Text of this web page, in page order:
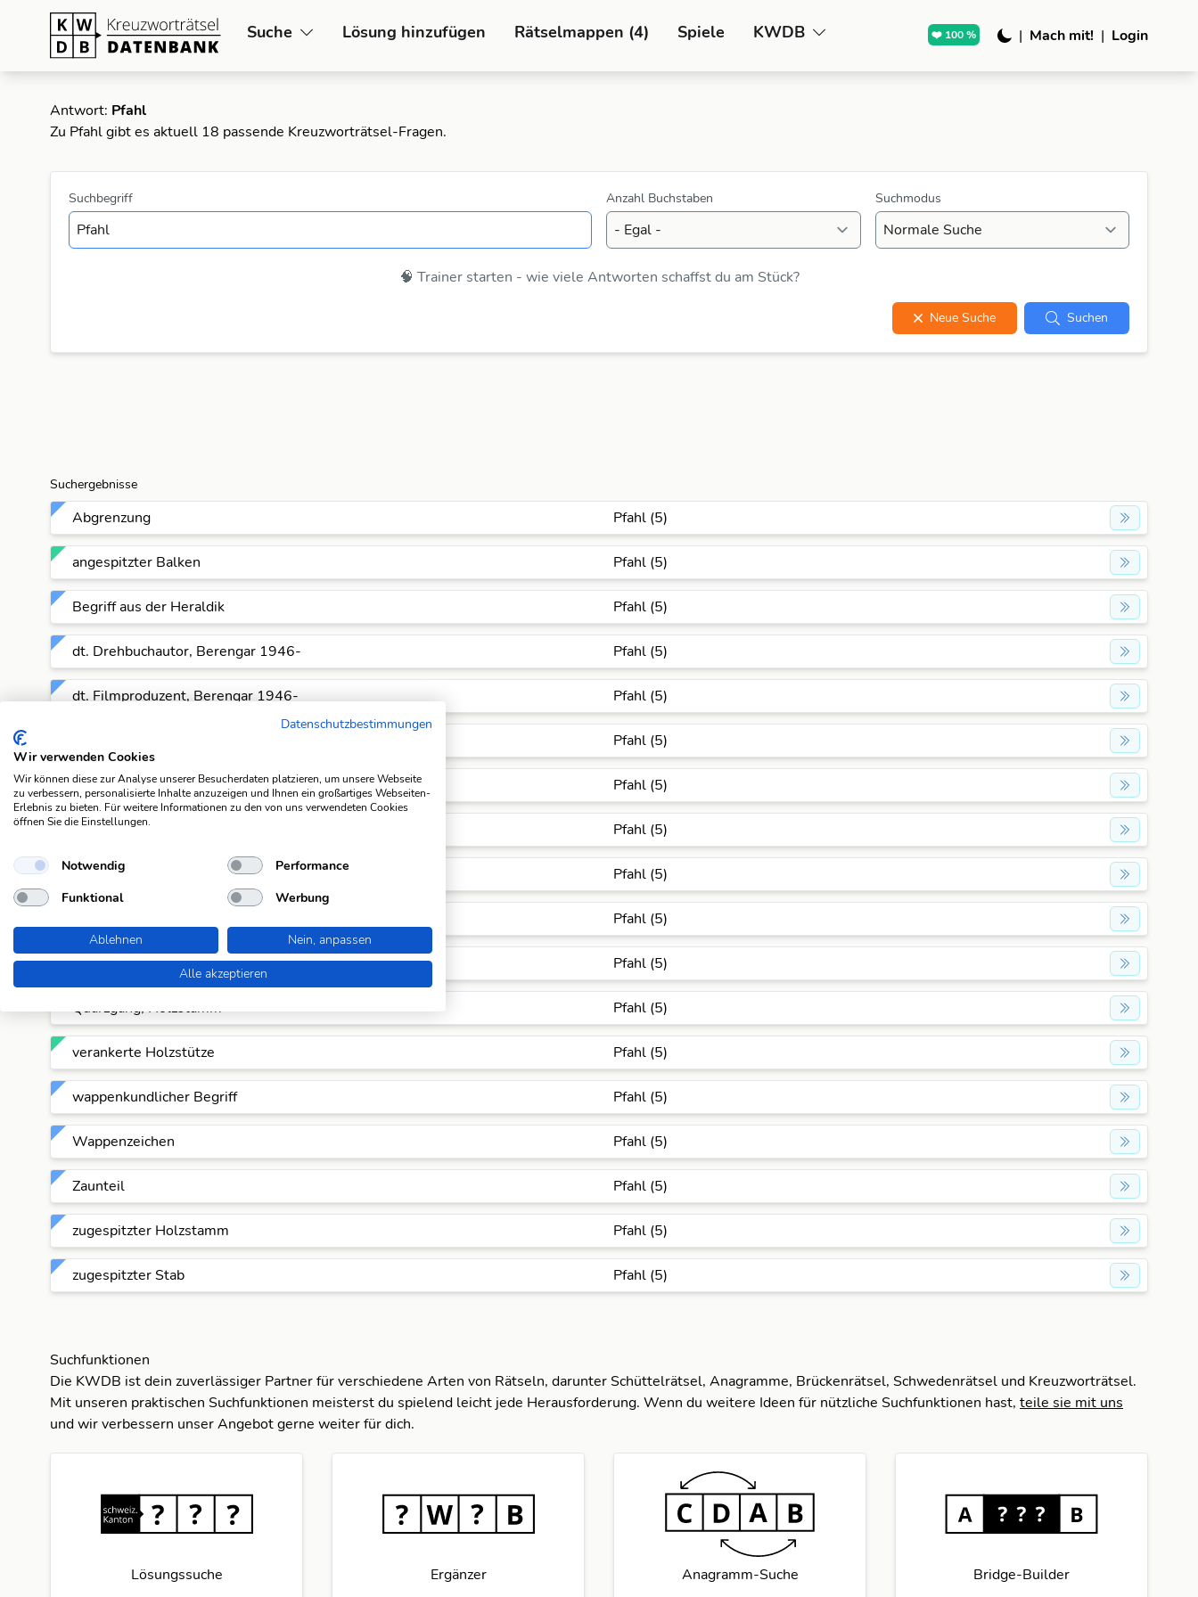
Suche Lösung hinzufügen Rätselmappen (4) Spiele KWDB ❤️ 100 % | Mach mit! | Login
Antwort: Pfahl
Zu Pfahl gibt es aktuell 18 passende Kreuzworträtsel-Fragen.
Suchbegriff Anzahl Buchstaben Suchmodus
🧠 Trainer starten - wie viele Antworten schaffst du am Stück?
Neue Suche Suchen
Suchergebnisse
Abgrenzung Pfahl (5)
angespitzter Balken Pfahl (5)
Begriff aus der Heraldik Pfahl (5)
dt. Drehbuchautor, Berengar 1946- Pfahl (5)
dt. Filmproduzent, Berengar 1946- Pfahl (5)
Pfahl (5)
heraldischer Begriff Pfahl (5)
Holzstütze Pfahl (5)
indian. Totemträger Pfahl (5)
Pfahl (5)
Pfosten Pfahl (5)
Quarzgang, Holzstamm Pfahl (5)
verankerte Holzstütze Pfahl (5)
wappenkundlicher Begriff Pfahl (5)
Wappenzeichen Pfahl (5)
Zaunteil Pfahl (5)
zugespitzter Holzstamm Pfahl (5)
zugespitzter Stab Pfahl (5)
Suchfunktionen
Die KWDB ist dein zuverlässiger Partner für verschiedene Arten von Rätseln, darunter Schüttelrätsel, Anagramme, Brückenrätsel, Schwedenrätsel und Kreuzworträtsel.
Mit unseren praktischen Suchfunktionen meisterst du spielend leicht jede Herausforderung. Wenn du weitere Ideen für nützliche Suchfunktionen hast, teile sie mit uns
und wir verbessern unser Angebot gerne weiter für dich.
Lösungssuche Ergänzer Anagramm-Suche Bridge-Builder
Datenschutzbestimmungen
Wir verwenden Cookies
Wir können diese zur Analyse unserer Besucherdaten platzieren, um unsere Webseite
zu verbessern, personalisierte Inhalte anzuzeigen und Ihnen ein großartiges Webseiten-
Erlebnis zu bieten. Für weitere Informationen zu den von uns verwendeten Cookies
öffnen Sie die Einstellungen.
Notwendig
Performance
Funktional
Werbung
Ablehnen
Nein, anpassen
Alle akzeptieren